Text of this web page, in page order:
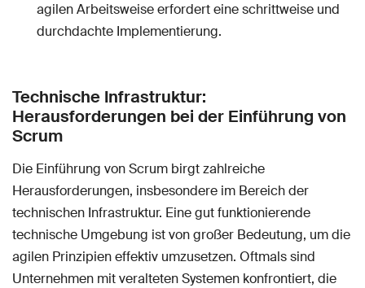
agilen Arbeitsweise erfordert eine schrittweise und
durchdachte Implementierung.
Technische Infrastruktur:
Herausforderungen bei der Einführung von
Scrum
Die Einführung von Scrum birgt zahlreiche
Herausforderungen, insbesondere im Bereich der
technischen Infrastruktur. Eine gut funktionierende
technische Umgebung ist von großer Bedeutung, um die
agilen Prinzipien effektiv umzusetzen. Oftmals sind
Unternehmen mit veralteten Systemen konfrontiert, die